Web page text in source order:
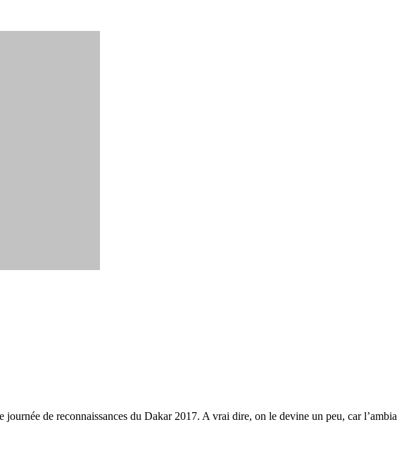
de reconnaissances du Dakar 2017. A vrai dire, on le devine un peu, car